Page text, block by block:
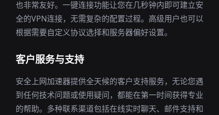
也非常友好。一键连接功能让您在几秒钟内即可建立安
全的VPN连接，无需复杂的配置过程。高级用户也可以
根据需要自定义协议选择和服务器偏好设置。
客户服务与支持
安全上网加速器提供全天候的客户支持服务，无论您遇
到任何技术问题或使用疑问，都能在第一时间获得专业
的帮助。多种联系渠道包括在线实时聊天、邮件支持和